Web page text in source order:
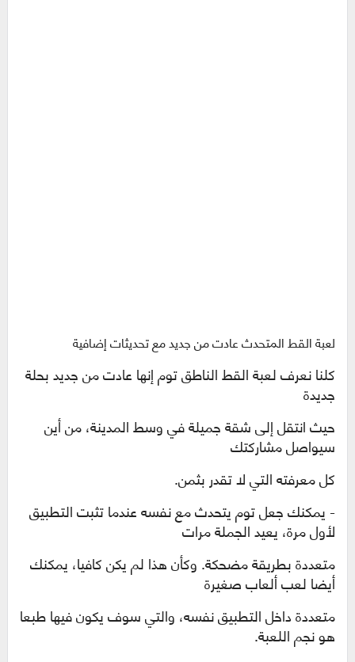
لعبة القط المتحدث عادت من جديد مع تحديثات إضافية
كلنا نعرف لعبة القط الناطق توم إنها عادت من جديد بحلة
جديدة
حيث انتقل إلى شقة جميلة في وسط المدينة، من أين
سيواصل مشاركتك
كل معرفته التي لا تقدر بثمن.
- يمكنك جعل توم يتحدث مع نفسه عندما تثبت التطبيق
لأول مرة، يعيد الجملة مرات
متعددة بطريقة مضحكة. وكأن هذا لم يكن كافيا، يمكنك
أيضا لعب ألعاب صغيرة
متعددة داخل التطبيق نفسه، والتي سوف يكون فيها طبعا
هو نجم اللعبة.